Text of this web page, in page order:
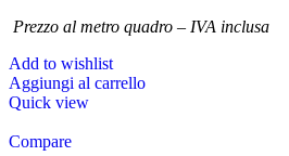
Prezzo al metro quadro – IVA inclusa
Add to wishlist
Aggiungi al carrello
Quick view
Compare